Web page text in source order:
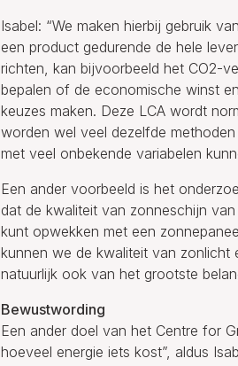
Isabel: “We maken hierbij gebruik
een product gedurende de hele
richten, kan bijvoorbeeld het CO2-
bepalen of de economische winst
keuzes maken. Deze LCA wordt
worden wel veel dezelfde
met veel onbekende variabelen
Een ander voorbeeld is het
dat de kwaliteit van zonneschijn
kunt opwekken met een
kunnen we de kwaliteit van zonlicht
natuurlijk ook van het grootste
Bewustwording
Een ander doel van het Centre for
hoeveel energie iets kost”, aldus